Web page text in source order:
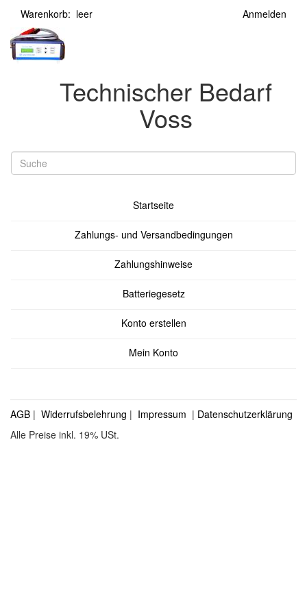
Warenkorb: leer Anmelden
Technischer Bedarf
Voss
Startseite
Zahlungs- und Versandbedingungen
Zahlungshinweise
Batteriegesetz
Konto erstellen
Mein Konto
AGB | Widerrufsbelehrung | Impressum | Datenschutzerklärung
Alle Preise inkl. 19% USt.